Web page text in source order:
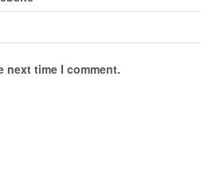
next time I comment.